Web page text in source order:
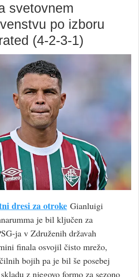
svetovnem
po izboru
(4-2-3-1)
dresi za otroke Gianluigi
je bil ključen za
ja v Združenih državah
finala osvojil čisto mrežo,
bojih pa je bil še posebej
z njegovo formo za sezono